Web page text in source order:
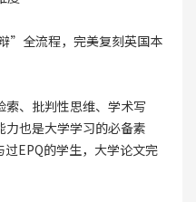
”全流程，完美复刻英国本
索、批判性思维、学术写
力也是大学学习的必备素
EPQ的学生，大学论文完